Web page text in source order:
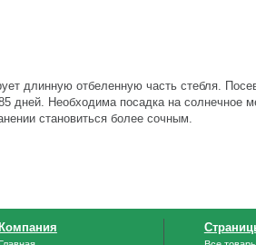
длинную отбеленную часть стебля.
Необходима посадка на солнечное
становиться более сочным.